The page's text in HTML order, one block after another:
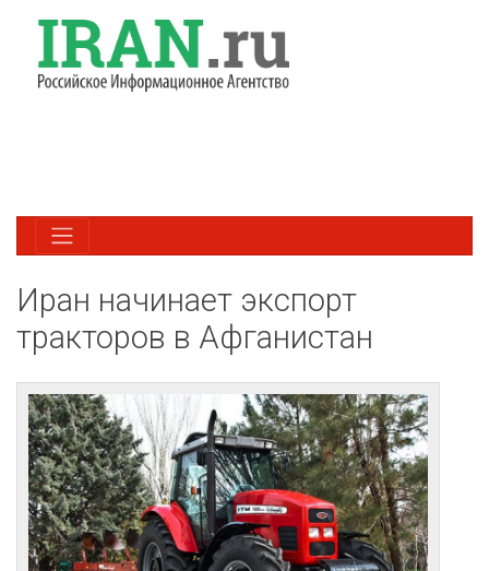
Иран начинает экспорт
тракторов в Афганистан